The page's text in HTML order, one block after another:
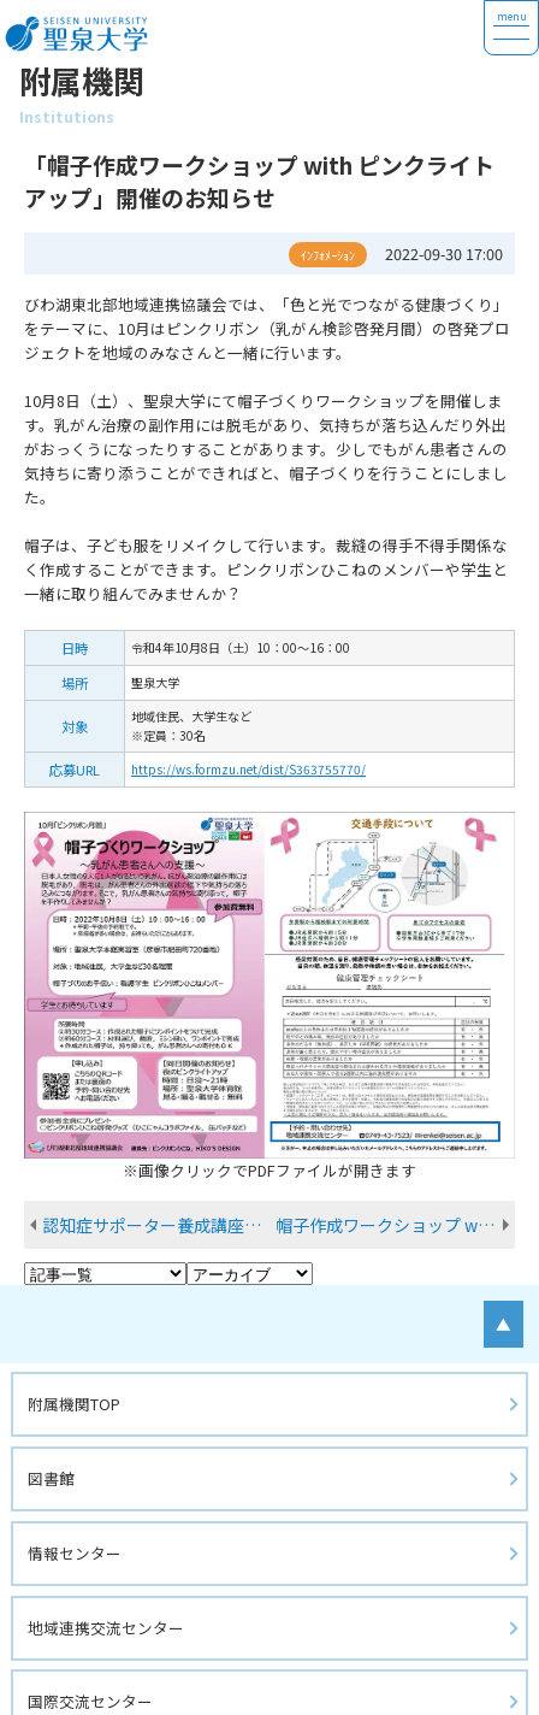
附属機関
Institutions
「帽子作成ワークショップ with ピンクライト
アップ」開催のお知らせ
ｲﾝﾌｫﾒｰｼｮﾝ 2022-09-30 17:00
びわ湖東北部地域連携協議会では、「色と光でつながる健康づくり」
をテーマに、10月はピンクリボン（乳がん検診啓発月間）の啓発プロ
ジェクトを地域のみなさんと一緒に行います。
10月8日（土）、聖泉大学にて帽子づくりワークショップを開催しま
す。乳がん治療の副作用には脱毛があり、気持ちが落ち込んだり外出
がおっくうになったりすることがあります。少しでもがん患者さんの
気持ちに寄り添うことができればと、帽子づくりを行うことにしまし
た。
帽子は、子ども服をリメイクして行います。裁縫の得手不得手関係な
く作成することができます。ピンクリボンひこねのメンバーや学生と
一緒に取り組んでみませんか？
日時 令和4年10月8日（土）10：00～16：00
場所 聖泉大学
対象
地域住民、大学生など
※定員：30名
応募URL https://ws.formzu.net/dist/S363755770/
※画像クリックでPDFファイルが開きます
認知症サポーター養成講座 with オレンジライトアップ 帽子作成ワークショップ with ピンクリボンライトアップ
▲
附属機関TOP
図書館
情報センター
地域連携交流センター
国際交流センター